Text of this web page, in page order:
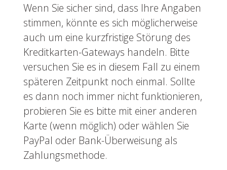
Wenn Sie sicher sind, dass Ihre Angaben
stimmen, könnte es sich möglicherweise
auch um eine kurzfristige Störung des
Kreditkarten-Gateways handeln. Bitte
versuchen Sie es in diesem Fall zu einem
späteren Zeitpunkt noch einmal. Sollte
es dann noch immer nicht funktionieren,
probieren Sie es bitte mit einer anderen
Karte (wenn möglich) oder wählen Sie
PayPal oder Bank-Überweisung als
Zahlungsmethode.